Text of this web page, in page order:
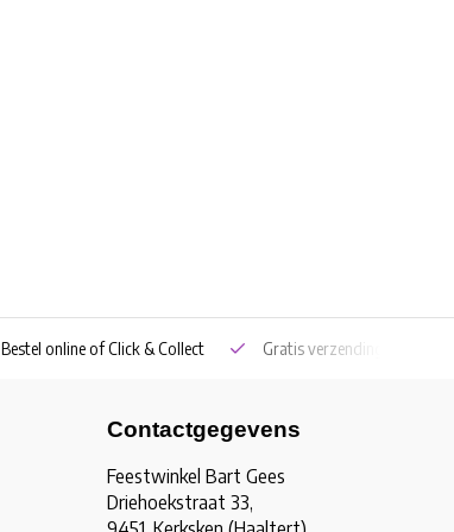
Bestel online of Click & Collect Gratis verzending vanaf
Contactgegevens
Feestwinkel Bart Gees
Driehoekstraat 33,